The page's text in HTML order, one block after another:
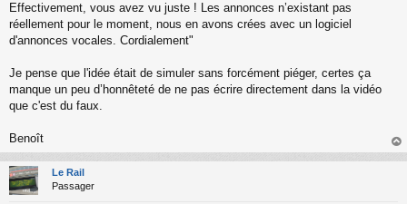
Effectivement, vous avez vu juste ! Les annonces n’existant pas
réellement pour le moment, nous en avons crées avec un logiciel
d'annonces vocales. Cordialement"
Je pense que l'idée était de simuler sans forcément piéger, certes ça
manque un peu d’honnêteté de ne pas écrire directement dans la vidéo
que c'est du faux.
Benoît
au
Le Rail
Passager